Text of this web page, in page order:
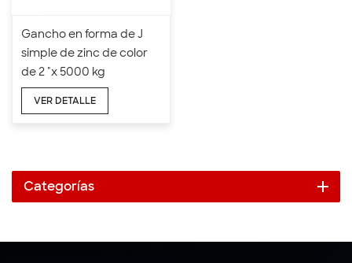
Gancho en forma de J
simple de zinc de color
de 2 "x 5000 kg
VER DETALLE
Categorías